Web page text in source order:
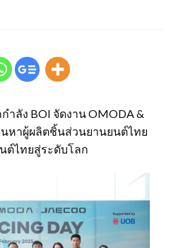
ำลัง BOI จัดงาน OMODA &
ฟ้นหาผู้ผลิตชิ้นส่วนยานยนต์ไทย
ต์ไทยสู่ระดับโลก